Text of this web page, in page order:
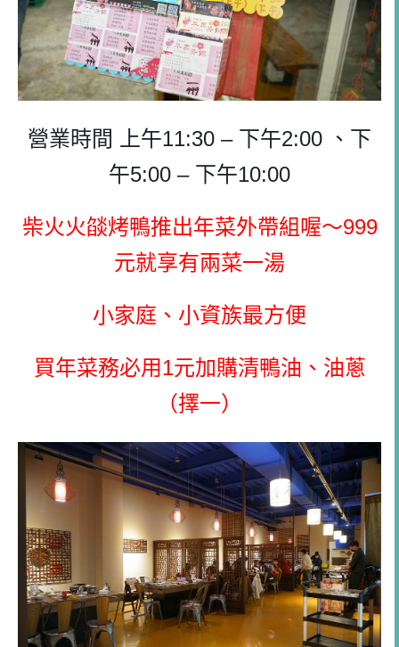
營業時間 上午11:30 – 下午2:00 、下
午5:00 – 下午10:00
柴火火燄烤鴨推出年菜外帶組喔～999
元就享有兩菜一湯
小家庭、小資族最方便
買年菜務必用1元加購清鴨油、油蔥
（擇一）